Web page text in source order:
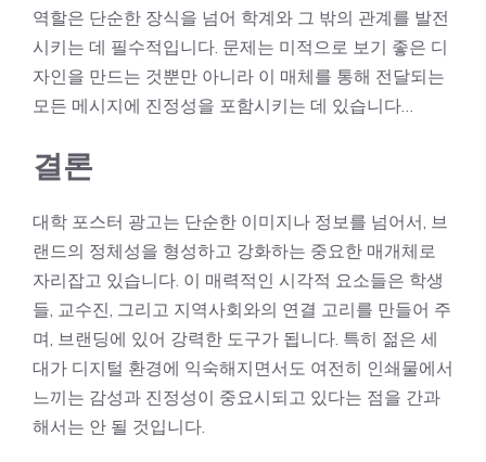
역할은 단순한 장식을 넘어 학계와 그 밖의 관계를 발전
시키는 데 필수적입니다. 문제는 미적으로 보기 좋은 디
자인을 만드는 것뿐만 아니라 이 매체를 통해 전달되는
모든 메시지에 진정성을 포함시키는 데 있습니다…
결론
대학 포스터 광고는 단순한 이미지나 정보를 넘어서, 브
랜드의 정체성을 형성하고 강화하는 중요한 매개체로
자리잡고 있습니다. 이 매력적인 시각적 요소들은 학생
들, 교수진, 그리고 지역사회와의 연결 고리를 만들어 주
며, 브랜딩에 있어 강력한 도구가 됩니다. 특히 젊은 세
대가 디지털 환경에 익숙해지면서도 여전히 인쇄물에서
느끼는 감성과 진정성이 중요시되고 있다는 점을 간과
해서는 안 될 것입니다.